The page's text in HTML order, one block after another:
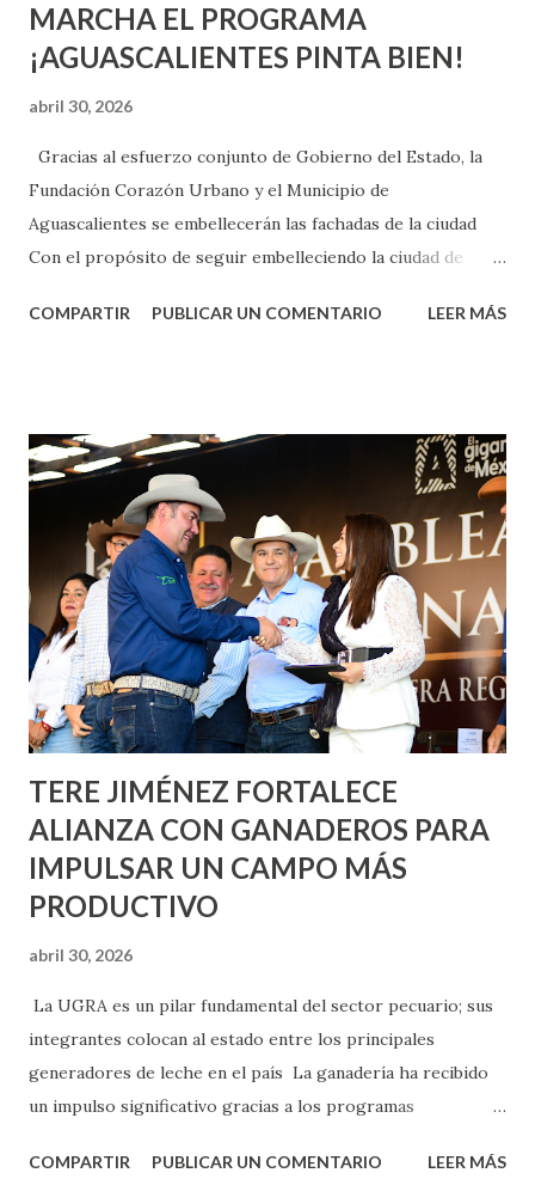
MARCHA EL PROGRAMA
¡AGUASCALIENTES PINTA BIEN!
abril 30, 2026
Gracias al esfuerzo conjunto de Gobierno del Estado, la
Fundación Corazón Urbano y el Municipio de
Aguascalientes se embellecerán las fachadas de la ciudad
Con el propósito de seguir embelleciendo la ciudad de
municipal, Leo Montañez dio inicio al programa
Corazón Urbano y el Municipio capital. Leo Montañez
informó que en este programa se usarán cerca de 90 mil
metros cuadrados de pintura, para dar inicio en la calle
Nieto, entre Jesús F. Elizondo y la calle 22 de Octubre, con
lo que se aplicará pintura en 66 casas. Posteriormente se
llevará este programa a Villas de Nuestra Señora de la
Asunción, Avenida Alameda y Decreto 27 de Septiembre, en
los edificios FOVISSSTE Ojo de Agua, en la comunidad
Norias de Paso Hondo y en los edificios de...
COMPARTIR PUBLICAR UN COMENTARIO LEER MÁS
TERE JIMÉNEZ FORTALECE
ALIANZA CON GANADEROS PARA
IMPULSAR UN CAMPO MÁS
PRODUCTIVO
abril 30, 2026
La UGRA es un pilar fundamental del sector pecuario; sus
integrantes colocan al estado entre los principales
generadores de leche en el país La ganadería ha recibido
un impulso significativo gracias a los programas
muestra de su respaldo firme y decidido al campo, la
COMPARTIR PUBLICAR UN COMENTARIO LEER MÁS